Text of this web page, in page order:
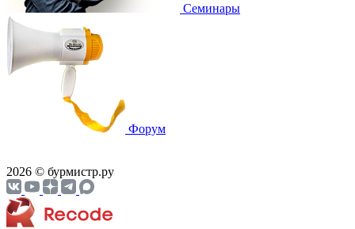
Семинары
Форум
2026 © бурмистр.ру